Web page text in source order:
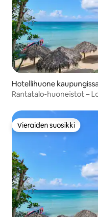
Hotellihuone
Rantatalo-huoneistot –
Vieraiden suosikki
Vieraiden suosikki